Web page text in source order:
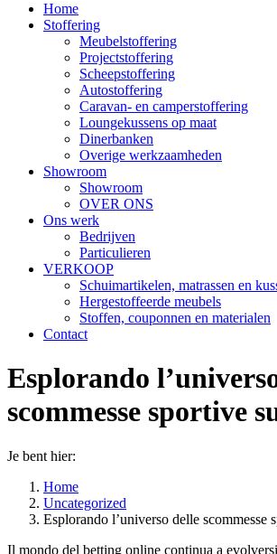
Home
Stoffering
Meubelstoffering
Projectstoffering
Scheepstoffering
Autostoffering
Caravan- en camperstoffering
Loungekussens op maat
Dinerbanken
Overige werkzaamheden
Showroom
Showroom
OVER ONS
Ons werk
Bedrijven
Particulieren
VERKOOP
Schuimartikelen, matrassen en
Hergestoffeerde meubels
Stoffen, couponnen en materialen
Contact
Esplorando
scommesse sportive
Je bent hier:
Home
Uncategorized
Esplorando l’universo delle
Il mondo del betting online continua a